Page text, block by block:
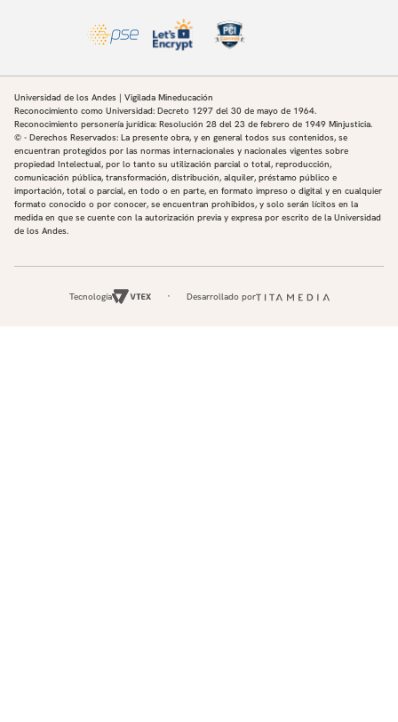
Universidad de los Andes | Vigilada Mineducación
Reconocimiento como Universidad: Decreto 1297 del 30 de mayo de 1964.
Reconocimiento personería jurídica: Resolución 28 del 23 de febrero de 1949 Minjusticia.
© - Derechos Reservados: La presente obra, y en general todos sus contenidos, se
encuentran protegidos por las normas internacionales y nacionales vigentes sobre
propiedad Intelectual, por lo tanto su utilización parcial o total, reproducción,
comunicación pública, transformación, distribución, alquiler, préstamo público e
importación, total o parcial, en todo o en parte, en formato impreso o digital y en cualquier
formato conocido o por conocer, se encuentran prohibidos, y solo serán lícitos en la
medida en que se cuente con la autorización previa y expresa por escrito de la Universidad
de los Andes.
Tecnología Desarrollado por